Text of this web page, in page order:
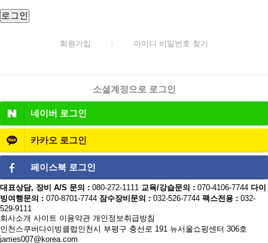
회원가입 | 아이디 비밀번호 찾기
소셜계정으로 로그인
네이버 로그인
카카오 로그인
페이스북 로그인
대표상담, 장비 A/S 문의 : 080-272-1111 교육/강습문의 : 070-4106-7744 다이
빙여행문의 : 070-8701-7744 잠수장비문의 : 032-526-7744 팩스전용 : 032-
529-9111
회사소개 사이트 이용약관 개인정보취급방침
인천스쿠버다이빙클럽 인천시 부평구 충선로 191 뉴서울쇼핑센터 306호
james007@korea.com